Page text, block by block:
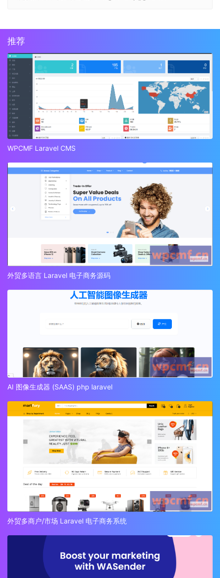
推荐
WPCMF Laravel CMS
外贸多语言 Laravel 电子商务源码
AI 图像生成器 (SAAS) php laravel
外贸多商户/市场 Laravel 电子商务系统